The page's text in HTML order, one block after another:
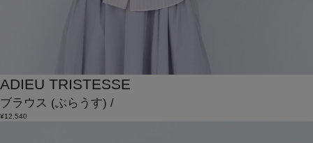
ADIEU TRISTESSE
ブラウス (ぶらうす) /
¥12,540